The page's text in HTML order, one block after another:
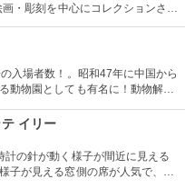
・彫刻を中心にコレクションされ
ルド・マスター（18世紀以前の画
できる美術館としは日本有数。ロ
好きにもおすすめ。
入場者数！。昭和47年に中国から
動物園としても有名に！動物解説
イリー
計の針が動く様子が間近に見える
子が見える窓側の席が人気で、味